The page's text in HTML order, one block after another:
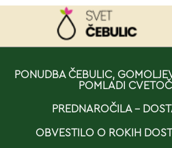
PONUDBA ČEBULIC,
POMLADI
PREDNAROČILA -
OBVESTILO O ROKIH